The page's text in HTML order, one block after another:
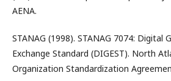
AENA.
STANAG (1998). STANAG 7074:
Exchange Standard (DIGEST). North
Organization Standardization